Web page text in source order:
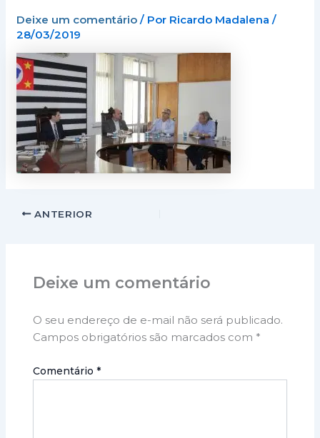
Deixe um comentário / Por Ricardo Madalena/
28/03/2019
ANTERIOR
Deixe um comentário
O seu endereço de e-mail não será publicado.
Campos obrigatórios são marcados com *
Comentário *